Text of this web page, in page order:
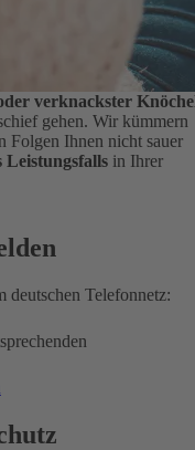
verknackster
gehen. Wir kümmern
Folgen Ihnen nicht sauer
Leistungsfalls in Ihrer
deutschen Telefonnetz: